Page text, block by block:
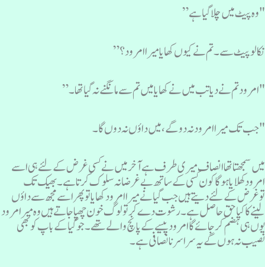
"وہ پیٹ میں چلا گیا ہے”
نکالو پیٹ سے ۔تم نے کیوں کھایا میرا امرود؟”
"امرود تم نے دیا تب میں نے کھایا میں تم سے مانگنے نہ گیا تھا۔”
"جب تک میرا امرود نہ دوگے، میں داؤں نہ دوں گا ۔
میں سمجھتا تھا انصاف میری طرف ہے آخر میں نے کسی غرض کے لئے ہی اسے
امرودکھلایا ہوگا کون کسی کے ساتھ بے غرضانہ سلوک کرتا ہے۔ بھیک تک
توغرض کے لئے دیتے ہیں جب گیا نے میرا امرود کھایاتو پھر اسے مجھ سے داؤں
لینے کا کیا حق حاصل ہے۔ رشوت دے کر تو لوگ خون چھپا جاتے ہیں وہ میرامرود
یوں ہی ہضم کر جائے گا امرود پیسے کے پانچ والے تھے۔ جو گیا کے باپ کو بھی
نصیب نہ ہوں گے یہ سراسر نانصافی ہے۔